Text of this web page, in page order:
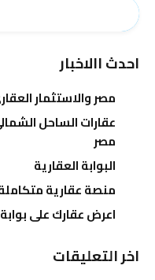
احدث االاخبار
مصر والاستثمار
عقارات الساحل
مصر
البوابة العقارية
منصة عقارية
اعرض عقارك على
اخر التعليقات